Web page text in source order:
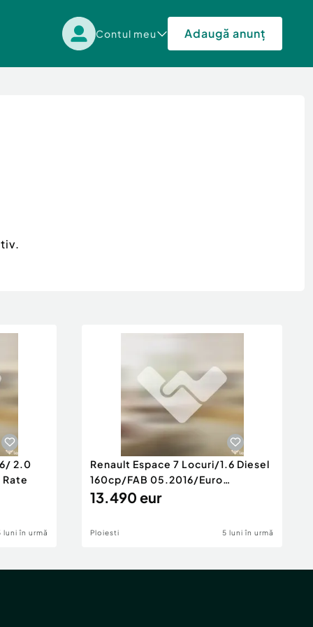
Contul meu Adaugă anunț
2.0
luni în urmă
Renault Espace 7 Locuri/1.6 Diesel
160cp/FAB 05.2016/Euro
6/Posibilita
13.490 eur
Ploiesti 5 luni în urmă